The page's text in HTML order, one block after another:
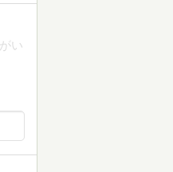
い